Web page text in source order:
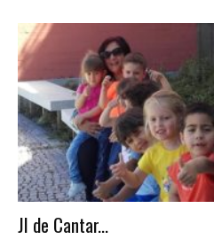
JI de Cantar...